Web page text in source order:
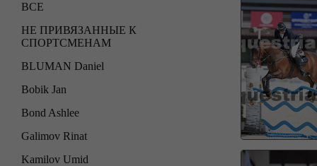
ВСЕ
НЕ ПРИВЯЗАННЫЕ К
СПОРТСМЕНАМ
BLUMAN Daniel
Bobik Jan
Bond Ashlee
Galimov Rinat
Kamilov Umid